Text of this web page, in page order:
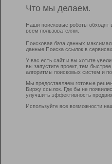
Что мы делаем.
Наши поисковые роботы обходят
всем пользователям.
Поисковая база данных
данные Поиска ссылок в
У вас есть сайт и вы хотите
вы запустите проект, тем
алгоритмы поисковых систем и
Мы предоставляем готовые
Биржу ссылок. Где бы не
улучшить эффективность
Используйте все возможности